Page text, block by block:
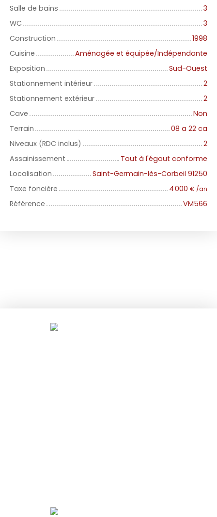
Salle de bains
3
WC
3
Construction
1998
Cuisine
Aménagée et équipée/Indépendante
Exposition
Sud-Ouest
Stationnement intérieur
2
Stationnement extérieur
2
Cave
Non
Terrain
08 a 22 ca
Niveaux (RDC inclus)
2
Assainissement
Tout à l'égout conforme
Localisation
Saint-Germain-lès-Corbeil 91250
Taxe foncière
4 000 € /an
Référence VM566